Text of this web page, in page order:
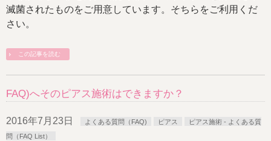
滅菌されたものをご用意しています。そちらをご利用くだ
さい。
この記事を読む
FAQ)へそのピアス施術はできますか？
2016年7月23日 よくある質問（FAQ) ピアス
ピアス施術 - よくある質
問（FAQ List）